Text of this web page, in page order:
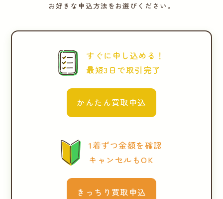
お好きな申込方法をお選びください。
すぐに申し込める！
最短3日で取引完了
かんたん買取申込
1着ずつ金額を確認
キャンセルもOK
きっちり買取申込